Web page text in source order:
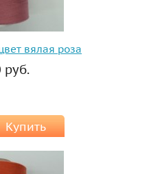
вялая роза
руб.
Купить